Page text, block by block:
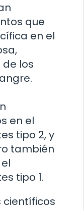
que
en el
los
en el
tipo 2, y
también
tipo 1.
científicos